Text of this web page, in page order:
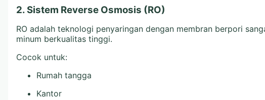
2. Sistem Reverse Osmosis (RO)
RO adalah teknologi penyaringan dengan membran berpori
minum berkualitas tinggi.
Cocok untuk:
Rumah tangga
Kantor